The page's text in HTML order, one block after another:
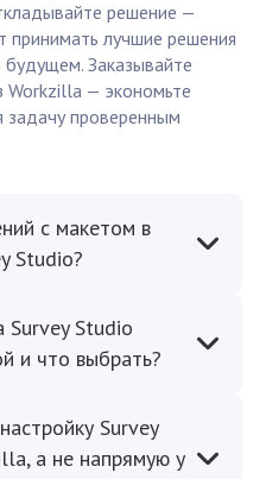
решение —
принимать лучшие решения
Заказывайте
Workzilla — экономьте
задачу проверенным
с макетом в
Studio?
Survey Studio
и что выбрать?
Survey
а не напрямую у